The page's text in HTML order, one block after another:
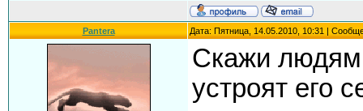
Pantera Дата: Пятница, 14.05.2010, 10:31 |
Скажи людям
устроят его